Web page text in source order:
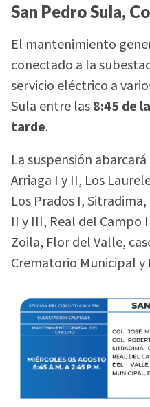
San Pedro Sula,
El mantenimiento
conectado a la
servicio eléctrico a
Sula entre las8:45 de
tarde.
La suspensión
Arriaga I y II, Los
Los Prados I,
II y III, Real del Campo
Zoila, Flor del Valle,
Crematorio Municipal y